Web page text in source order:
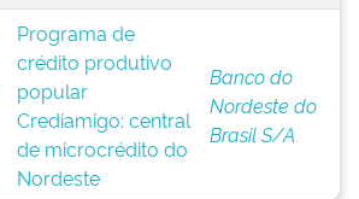
Programa de
crédito produtivo
popular
Crediamigo: central
de microcrédito do
Nordeste
Banco do
Nordeste do
Brasil S/A